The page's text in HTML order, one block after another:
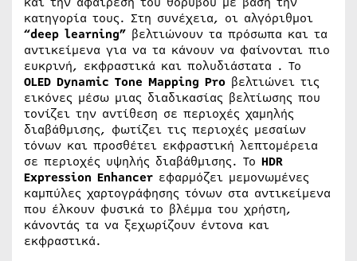
κατηγορία τους. Στη συνέχεια, οι αλγόριθμοι
“deep learning” βελτιώνουν τα πρόσωπα και τα
αντικείμενα για να τα κάνουν να φαίνονται πιο
ευκρινή, εκφραστικά και πολυδιάστατα . Το
OLED Dynamic Tone Mapping Pro βελτιώνει τις
εικόνες μέσω μιας διαδικασίας βελτίωσης που
τονίζει την αντίθεση σε περιοχές χαμηλής
διαβάθμισης, φωτίζει τις περιοχές μεσαίων
τόνων και προσθέτει εκφραστική λεπτομέρεια
σε περιοχές υψηλής διαβάθμισης. Το HDR
Expression Enhancer εφαρμόζει μεμονωμένες
καμπύλες χαρτογράφησης τόνων στα αντικείμενα
που έλκουν φυσικά το βλέμμα του χρήστη,
κάνοντάς τα να ξεχωρίζουν έντονα και
εκφραστικά.